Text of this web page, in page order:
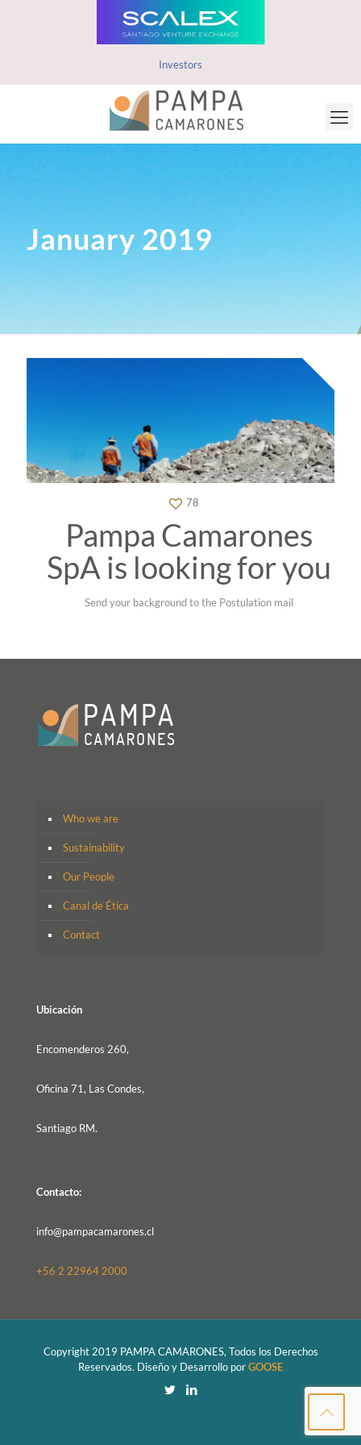
Investors
January 2019
78
Pampa Camarones
SpA is looking for you
Send your background to the Postulation mail
Who we are
Sustainability
Our People
Canal de Ética
Contact
Ubicación
Encomenderos 260,
Oficina 71, Las Condes,
Santiago RM.
Contacto:
info@pampacamarones.cl
+56 2 22964 2000
Copyright 2019 PAMPA CAMARONES, Todos los Derechos
Reservados. Diseño y Desarrollo porGOOSE